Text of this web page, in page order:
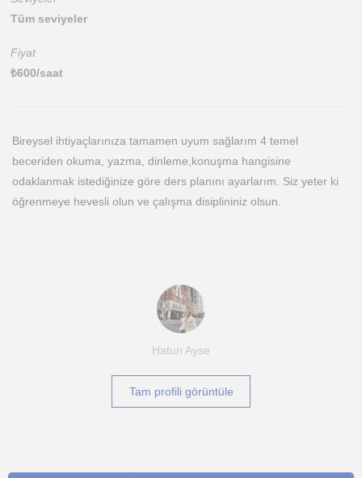
Tüm seviyeler
Fiyat
₺600/saat
Bireysel ihtiyaçlarınıza tamamen uyum sağlarım 4 temel
beceriden okuma, yazma, dinleme,konuşma hangisine
odaklanmak istediğinize göre ders planını ayarlarım. Siz yeter ki
öğrenmeye hevesli olun ve çalışma disiplininiz olsun.
Hatun Ayse
Tam profili görüntüle